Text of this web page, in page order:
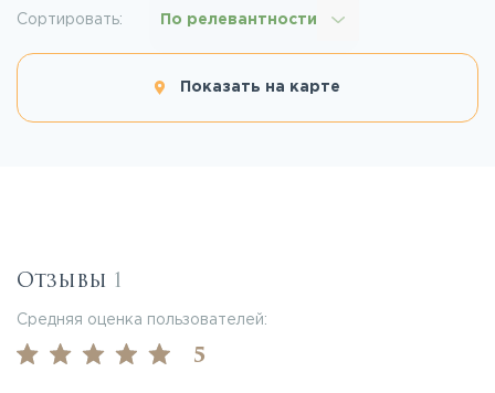
Показать на карте
Сортировать: По релевантности
Отзывы 1
Средняя оценка пользователей:
5